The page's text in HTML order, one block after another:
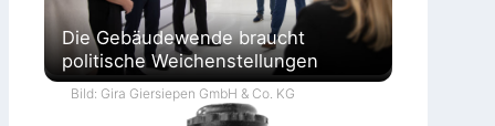
Die Gebäudewende braucht
politische Weichenstellungen
Bild: Gira Giersiepen GmbH & Co. KG